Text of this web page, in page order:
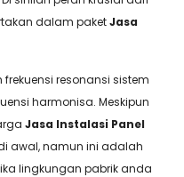
dalam paketJasa
resonansi sistem
harmonisa. Meskipun
Jasa Instalasi Panel
awal, namun ini adalah
lingkungan pabrik anda